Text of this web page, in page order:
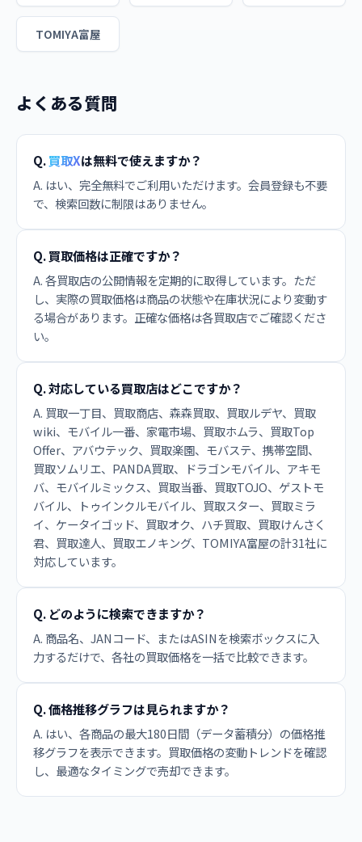
TOMIYA富屋
よくある質問
Q.買取Xは無料で使えますか？
A. はい、完全無料でご利用いただけます。会員登録も不要
で、検索回数に制限はありません。
Q. 買取価格は正確ですか？
A. 各買取店の公開情報を定期的に取得しています。ただ
し、実際の買取価格は商品の状態や在庫状況により変動す
る場合があります。正確な価格は各買取店でご確認くださ
い。
Q. 対応している買取店はどこですか？
A. 買取一丁目、買取商店、森森買取、買取ルデヤ、買取
wiki、モバイル一番、家電市場、買取ホムラ、買取Top
Offer、アバウテック、買取楽園、モバステ、携帯空間、
買取ソムリエ、PANDA買取、ドラゴンモバイル、アキモ
バ、モバイルミックス、買取当番、買取TOJO、ゲストモ
バイル、トゥインクルモバイル、買取スター、買取ミラ
イ、ケータイゴッド、買取オク、ハチ買取、買取けんさく
君、買取達人、買取エノキング、TOMIYA富屋の計31社に
対応しています。
Q. どのように検索できますか？
A. 商品名、JANコード、またはASINを検索ボックスに入
力するだけで、各社の買取価格を一括で比較できます。
Q. 価格推移グラフは見られますか？
A. はい、各商品の最大180日間（データ蓄積分）の価格推
移グラフを表示できます。買取価格の変動トレンドを確認
し、最適なタイミングで売却できます。